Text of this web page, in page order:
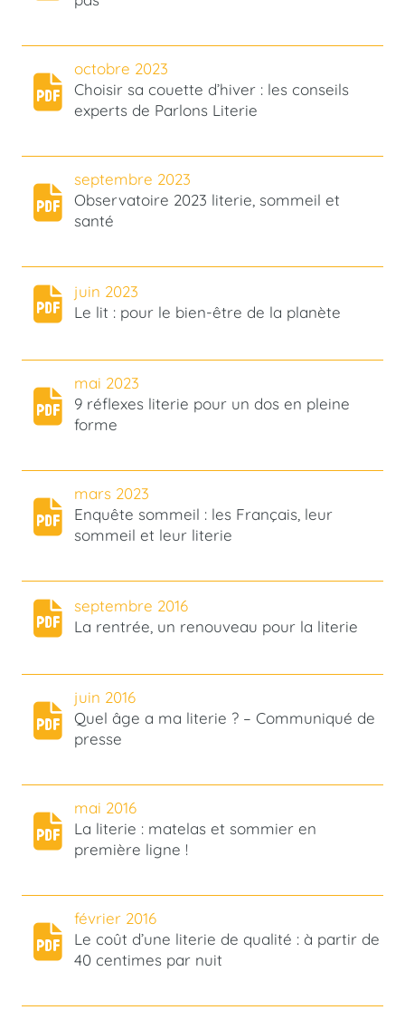
octobre 2023
Choisir sa couette d’hiver : les conseils
experts de Parlons Literie
septembre 2023
Observatoire 2023 literie, sommeil et
santé
juin 2023
Le lit : pour le bien-être de la planète
mai 2023
9 réflexes literie pour un dos en pleine
forme
mars 2023
Enquête sommeil : les Français, leur
sommeil et leur literie
septembre 2016
La rentrée, un renouveau pour la literie
juin 2016
Quel âge a ma literie ? – Communiqué de
presse
mai 2016
La literie : matelas et sommier en
première ligne !
février 2016
Le coût d’une literie de qualité : à partir de
40 centimes par nuit